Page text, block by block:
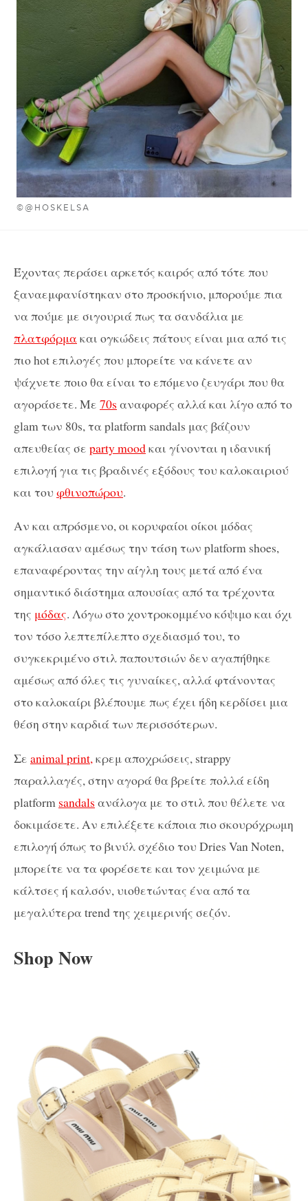
©@HOSKELSA
Έχοντας περάσει αρκετός καιρός από τότε που
ξαναεμφανίστηκαν στο προσκήνιο, μπορούμε πια
να πούμε με σιγουριά πως τα σανδάλια με
πλατφόρμακαι ογκώδεις πάτους είναι μια από τις
πιο hot επιλογές που μπορείτε να κάνετε αν
ψάχνετε ποιο θα είναι το επόμενο ζευγάρι που θα
αγοράσετε. Με 70s αναφορές αλλά και λίγο από το
glam των 80s, τα platform sandals μας βάζουν
απευθείας σε party moodκαι γίνονται η ιδανική
επιλογή για τις βραδινές εξόδους του καλοκαιριού
και του φθινοπώρου.
Αν και απρόσμενο, οι κορυφαίοι οίκοι μόδας
αγκάλιασαν αμέσως την τάση των platform shoes,
επαναφέροντας την αίγλη τους μετά από ένα
σημαντικό διάστημα απουσίας από τα τρέχοντα
της μόδας. Λόγω στο χοντροκομμένο κόψιμο και όχι
τον τόσο λεπτεπίλεπτο σχεδιασμό του, το
συγκεκριμένο στιλ παπουτσιών δεν αγαπήθηκε
αμέσως από όλες τις γυναίκες, αλλά φτάνοντας
στο καλοκαίρι βλέπουμε πως έχει ήδη κερδίσει μια
θέση στην καρδιά των περισσότερων.
Σε animal print,κρεμ αποχρώσεις, strappy
παραλλαγές, στην αγορά θα βρείτε πολλά είδη
platform sandals ανάλογα με το στιλ που θέλετε να
δοκιμάσετε. Αν επιλέξετε κάποια πιο σκουρόχρωμη
επιλογή όπως το βινύλ σχέδιο του Dries Van Noten,
μπορείτε να τα φορέσετε και τον χειμώνα με
κάλτσες ή καλσόν, υιοθετώντας ένα από τα
μεγαλύτερα trend της χειμερινής σεζόν.
Shop Now